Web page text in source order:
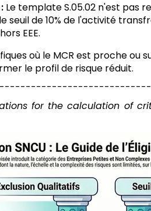
Le template S.05.02 n'est pas
seuil de 10% de l'activité
EEE.
où le MCR est proche ou
le profil de risque réduit.
for the calculation of